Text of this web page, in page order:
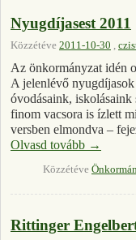
Nyugdíjasest 2011
Közzétéve 2011-10-30 ,
Az önkormányzat idén
A jelenlévő
óvodásaink,
finom vacsora is ízlett
versben elmondva –
Olvasd tovább →
Közzétéve
Rittinger